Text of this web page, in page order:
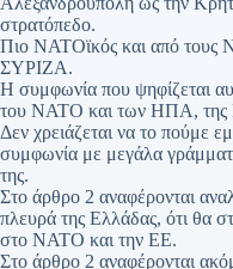
στρατόπεδο.
Πιο ΝΑΤΟϊκός και από τους
ΣΥΡΙΖΑ.
Η συμφωνία που ψηφίζεται
του ΝΑΤΟ και των ΗΠΑ, της
Δεν χρειάζεται να το πούμε
συμφωνία με μεγάλα
της.
Στο άρθρο 2 αναφέρονται
πλευρά της Ελλάδας, ότι θα
στο ΝΑΤΟ και την ΕΕ.
Στο άρθρο 2 αναφέρονται